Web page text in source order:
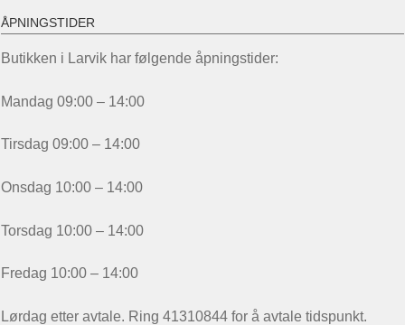
ÅPNINGSTIDER
Butikken i Larvik har følgende åpningstider:
Mandag 09:00 – 14:00
Tirsdag 09:00 – 14:00
Onsdag 10:00 – 14:00
Torsdag 10:00 – 14:00
Fredag 10:00 – 14:00
Lørdag etter avtale. Ring 41310844 for å avtale tidspunkt.